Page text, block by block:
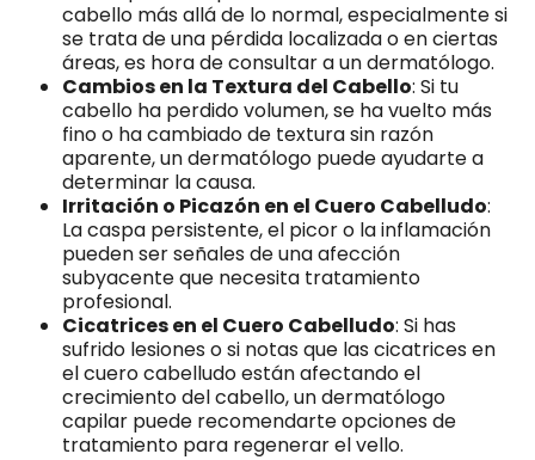
cabello más allá de lo normal, especialmente si
se trata de una pérdida localizada o en ciertas
áreas, es hora de consultar a un dermatólogo.
Cambios en la Textura del Cabello: Si tu
cabello ha perdido volumen, se ha vuelto más
fino o ha cambiado de textura sin razón
aparente, un dermatólogo puede ayudarte a
determinar la causa.
Irritación o Picazón en el Cuero Cabelludo:
La caspa persistente, el picor o la inflamación
pueden ser señales de una afección
subyacente que necesita tratamiento
profesional.
Cicatrices en el Cuero Cabelludo: Si has
sufrido lesiones o si notas que las cicatrices en
el cuero cabelludo están afectando el
crecimiento del cabello, un dermatólogo
capilar puede recomendarte opciones de
tratamiento para regenerar el vello.